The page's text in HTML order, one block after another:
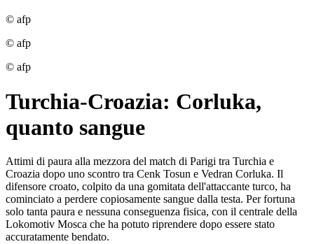
© afp
© afp
© afp
Turchia-Croazia: Corluka,
quanto sangue
Attimi di paura alla mezzora del match di Parigi tra Turchia e
Croazia dopo uno scontro tra Cenk Tosun e Vedran Corluka. Il
difensore croato, colpito da una gomitata dell'attaccante turco, ha
cominciato a perdere copiosamente sangue dalla testa. Per fortuna
solo tanta paura e nessuna conseguenza fisica, con il centrale della
Lokomotiv Mosca che ha potuto riprendere dopo essere stato
accuratamente bendato.